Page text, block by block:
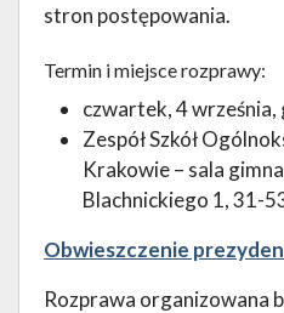
stron postępowania.
Termin i miejsce rozprawy:
czwartek, 4 września,
Zespół Szkół
Krakowie – sala
Blachnickiego 1, 31-
Obwieszczenie
Rozprawa organizowana